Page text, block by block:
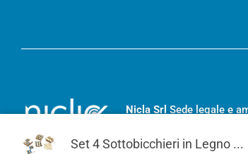
Nicla Srl Sede legale e
Set 4 Sottobicchieri in Legno ...